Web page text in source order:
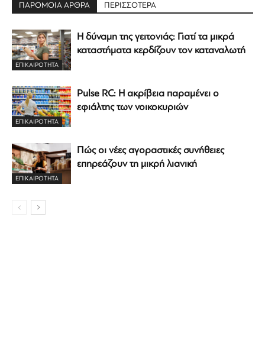
ΠΑΡΟΜΟΙΑ ΑΡΘΡΑ ΠΕΡΙΣΣΟΤΕΡΑ
ΕΠΙΚΑΙΡΟΤΗΤΑ
Η δύναμη της γειτονιάς: Γιατί τα μικρά
καταστήματα κερδίζουν τον καταναλωτή
ΕΠΙΚΑΙΡΟΤΗΤΑ
Pulse RC: Η ακρίβεια παραμένει ο
εφιάλτης των νοικοκυριών
ΕΠΙΚΑΙΡΟΤΗΤΑ
Πώς οι νέες αγοραστικές συνήθειες
επηρεάζουν τη μικρή λιανική